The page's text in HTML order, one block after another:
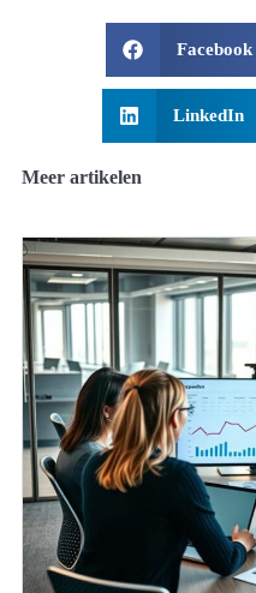
Facebook
LinkedIn
Meer artikelen